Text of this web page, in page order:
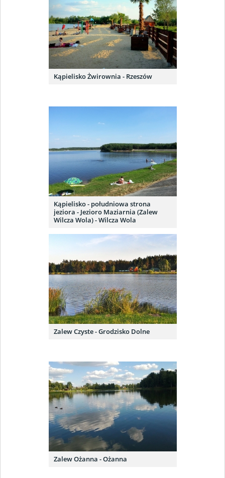
Kąpielisko Żwirownia - Rzeszów
Kąpielisko - południowa strona
jeziora - Jezioro Maziarnia (Zalew
Wilcza Wola) - Wilcza Wola
Zalew Czyste - Grodzisko Dolne
Zalew Ożanna - Ożanna